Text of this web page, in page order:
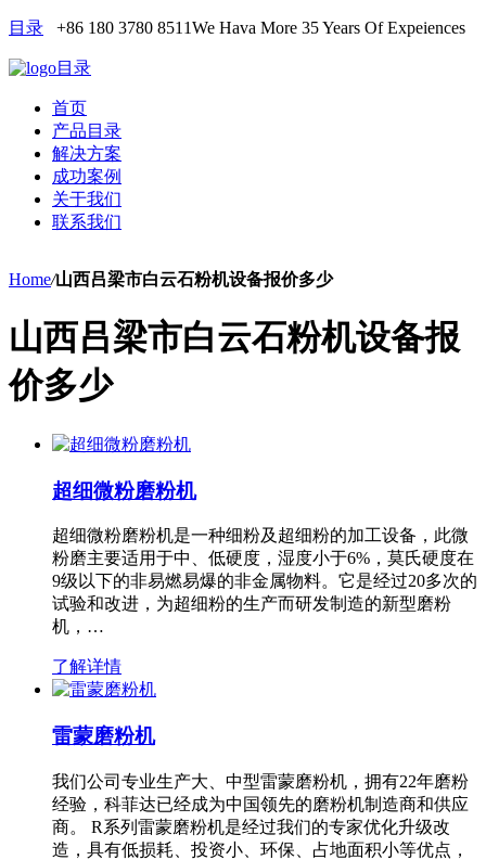
目录 +86 180 3780 8511We Hava More 35 Years Of Expeiences
目录
首页
产品目录
解决方案
成功案例
关于我们
联系我们
Home/山西吕梁市白云石粉机设备报价多少
山西吕梁市白云石粉机设备报
价多少
超细微粉磨粉机
超细微粉磨粉机是一种细粉及超细粉的加工设备，此微
粉磨主要适用于中、低硬度，湿度小于6%，莫氏硬度在
9级以下的非易燃易爆的非金属物料。它是经过20多次的
试验和改进，为超细粉的生产而研发制造的新型磨粉
机，…
了解详情
雷蒙磨粉机
我们公司专业生产大、中型雷蒙磨粉机，拥有22年磨粉
经验，科菲达已经成为中国领先的磨粉机制造商和供应
商。 R系列雷蒙磨粉机是经过我们的专家优化升级改
造，具有低损耗、投资小、环保、占地面积小等优点，